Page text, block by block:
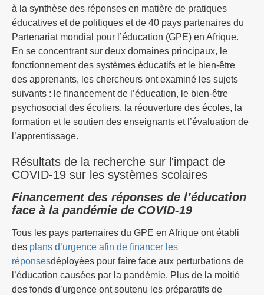
à la synthèse des réponses en matière de pratiques
éducatives et de politiques et de 40 pays partenaires du
Partenariat mondial pour l’éducation (GPE) en Afrique.
En se concentrant sur deux domaines principaux, le
fonctionnement des systèmes éducatifs et le bien-être
des apprenants, les chercheurs ont examiné les sujets
suivants : le financement de l’éducation, le bien-être
psychosocial des écoliers, la réouverture des écoles, la
formation et le soutien des enseignants et l’évaluation de
l’apprentissage.
Résultats de la recherche sur l'impact de
COVID-19 sur les systèmes scolaires
Financement des réponses de l’éducation
face à la pandémie de COVID-19
Tous les pays partenaires du GPE en Afrique ont établi
des plans d’urgence afin de financer les
réponsesdéployées pour faire face aux perturbations de
l’éducation causées par la pandémie. Plus de la moitié
des fonds d’urgence ont soutenu les préparatifs de